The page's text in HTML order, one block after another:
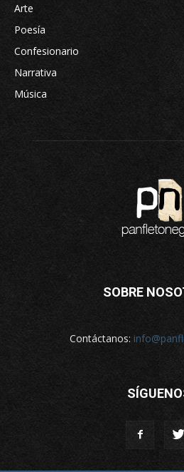
Arte
Poesía
Confesionario
Narrativa
Música
SOBRE
Contáctanos: